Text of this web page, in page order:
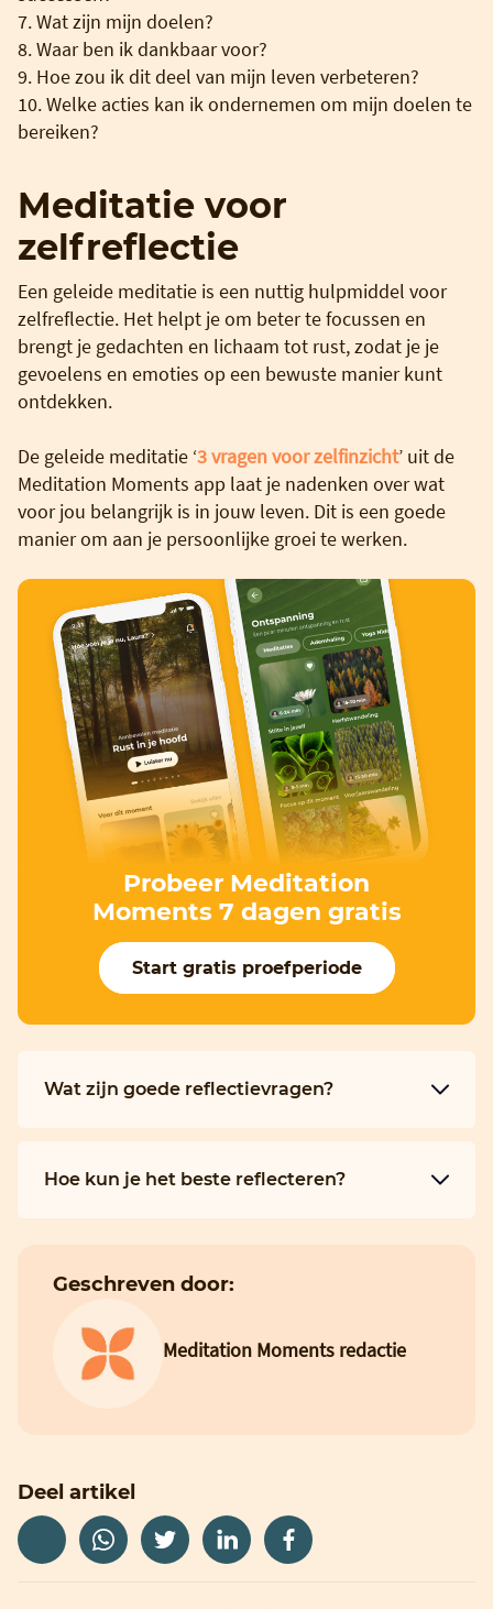
7. Wat zijn mijn doelen?
8. Waar ben ik dankbaar voor?
9. Hoe zou ik dit deel van mijn leven verbeteren?
10. Welke acties kan ik ondernemen om mijn doelen te
bereiken?
Meditatie voor
zelfreflectie
Een geleide meditatie is een nuttig hulpmiddel voor
zelfreflectie. Het helpt je om beter te focussen en
brengt je gedachten en lichaam tot rust, zodat je je
gevoelens en emoties op een bewuste manier kunt
ontdekken.
De geleide meditatie ‘3 vragen voor zelfinzicht’ uit de
Meditation Moments app laat je nadenken over wat
voor jou belangrijk is in jouw leven. Dit is een goede
manier om aan je persoonlijke groei te werken.
Probeer Meditation
Moments 7 dagen gratis
Start gratis proefperiode
Wat zijn goede reflectievragen?
Hoe kun je het beste reflecteren?
Geschreven door:
Meditation Moments redactie
Deel artikel